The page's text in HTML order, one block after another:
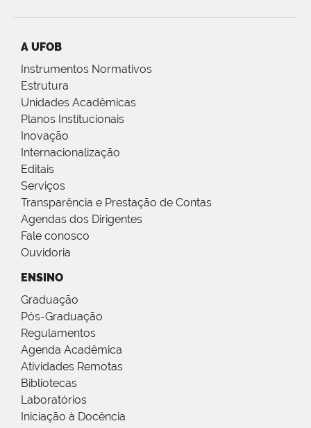
A UFOB
Instrumentos Normativos
Estrutura
Unidades Acadêmicas
Planos Institucionais
Inovação
Internacionalização
Editais
Serviços
Transparência e Prestação de Contas
Agendas dos Dirigentes
Fale conosco
Ouvidoria
ENSINO
Graduação
Pós-Graduação
Regulamentos
Agenda Acadêmica
Atividades Remotas
Bibliotecas
Laboratórios
Iniciação à Docência